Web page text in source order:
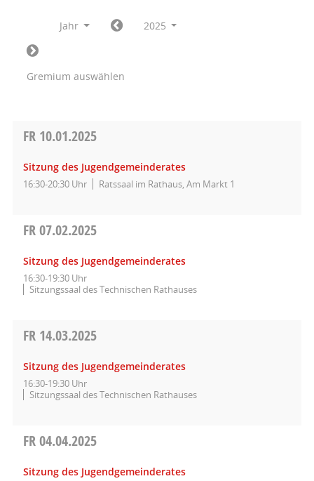
Jahr 2025
Gremium auswählen
FR 10.01.2025
Sitzung des Jugendgemeinderates
16:30-20:30 Uhr Ratssaal im Rathaus, Am Markt 1
FR07.02.2025
Sitzung des Jugendgemeinderates
16:30-19:30 Uhr
Sitzungssaal des Technischen Rathauses
FR 14.03.2025
Sitzung des Jugendgemeinderates
16:30-19:30 Uhr
Sitzungssaal des Technischen Rathauses
FR04.04.2025
Sitzung des Jugendgemeinderates